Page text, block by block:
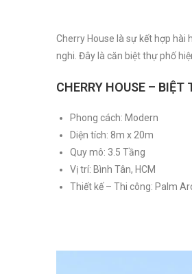
Cherry House là sự kết hợp hài
nghi. Đây là căn biệt thự phố
CHERRY HOUSE –
Phong cách: Modern
Diện tích: 8m x 20m
Quy mô: 3.5 Tầng
Vị trí: Bình Tân, HCM
Thiết kế – Thi công: Palm